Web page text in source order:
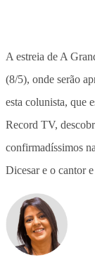
A estreia de A
(8/5), onde serão
esta colunista, que
Record TV,
confirmadíssimos
Dicesar e o cantor